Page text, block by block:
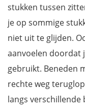
stukken tussen
je op sommige
niet uit te glijden.
aanvoelen doordat
gebruikt. Beneden
rechte weg
langs